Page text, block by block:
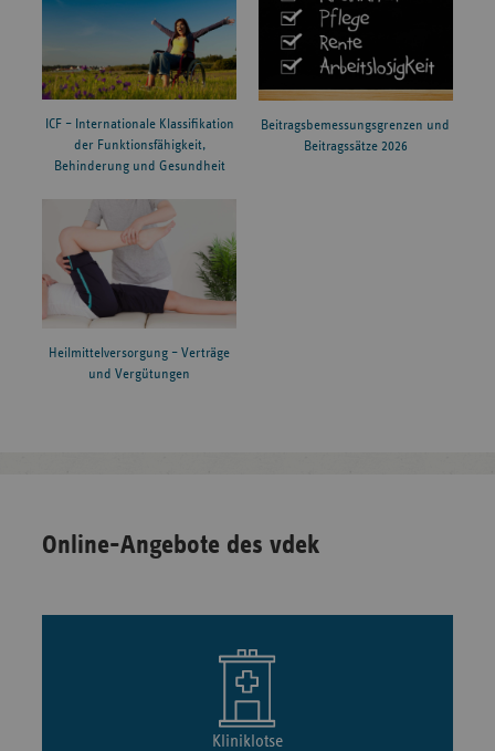
ICF – Internationale Klassifikation
der Funktionsfähigkeit,
Behinderung und Gesundheit
Beitragsbemessungsgrenzen und
Beitragssätze 2026
Heilmittelversorgung – Verträge
und Vergütungen
Online-Angebote des vdek
Kliniklotse